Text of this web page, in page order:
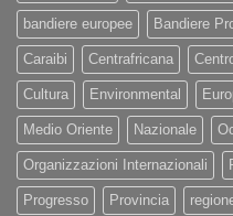
bandiere europee Bandiere
Caraibi Centrafricana
Cultura Environmental
Medio Oriente Nazionale
Organizzazioni Internazionali
Progresso Provincia